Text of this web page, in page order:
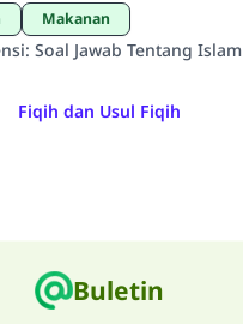
Makanan
: Soal Jawab Tentang Islam
Fiqih dan Usul Fiqih
Buletin